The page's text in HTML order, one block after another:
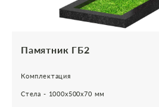
Памятник ГБ2
Комплектация
Стела - 1000х500х70 мм